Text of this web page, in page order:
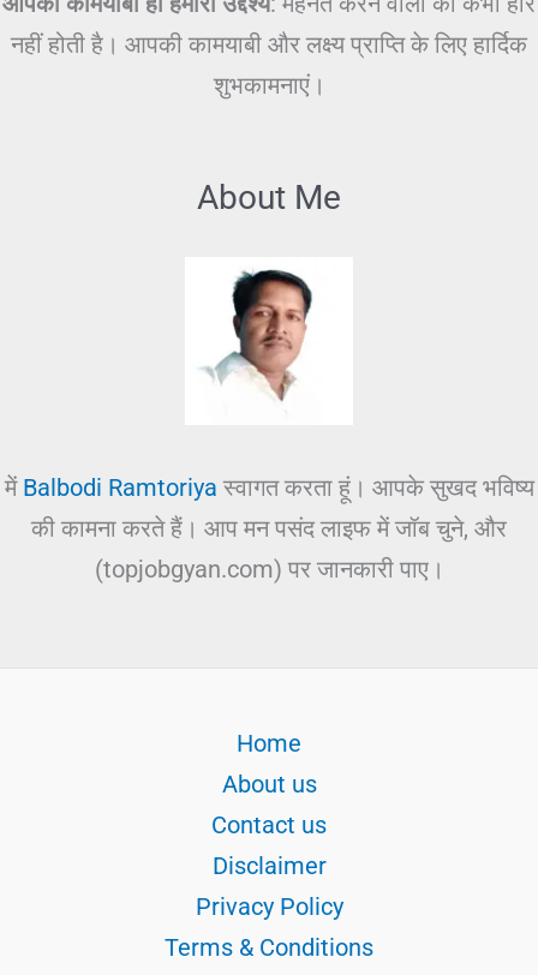
नहीं होती है। आपकी कामयाबी और लक्ष्य प्राप्ति के लिए हार्दिक
शुभकामनाएं।
About Me
में Balbodi Ramtoriya स्वागत करता हूं। आपके सुखद भविष्य
की कामना करते हैं। आप मन पसंद लाइफ में जॉब चुने, और
(topjobgyan.com) पर जानकारी पाए।
Home
About us
Contact us
Disclaimer
Privacy Policy
Terms & Conditions